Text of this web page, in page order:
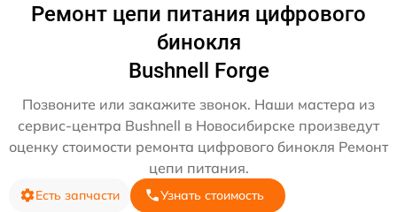
Ремонт цепи питания цифрового
бинокля
Bushnell Forge
Позвоните или закажите звонок. Наши мастера из
сервис-центра Bushnell в Новосибирске произведут
оценку стоимости ремонта цифрового бинокля Ремонт
цепи питания.
Есть запчасти Узнать стоимость